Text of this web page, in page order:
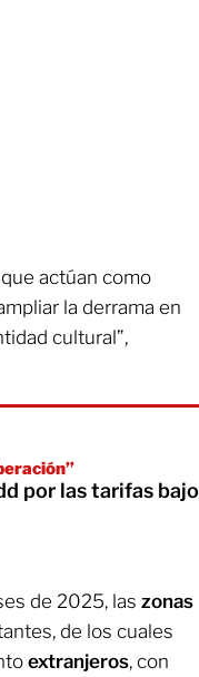
actúan como
la derrama en
cultural”,
por las tarifas
de 2025, las zonas
de los cuales
extranjeros, con